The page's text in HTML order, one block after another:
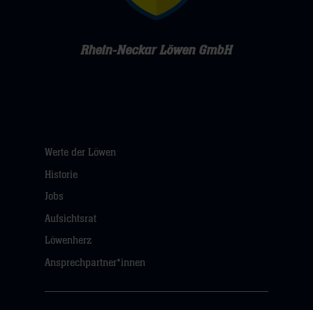
Rhein-Neckar Löwen GmbH
Werte der Löwen
Historie
Jobs
Aufsichtsrat
Löwenherz
Ansprechpartner*innen